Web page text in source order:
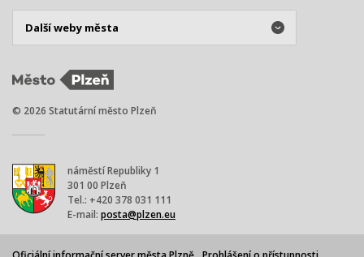
© 2026 Statutární město Plzeň
náměstí Republiky 1
301 00 Plzeň
Tel.: +420 378 031 111
E-mail: posta@plzen.eu